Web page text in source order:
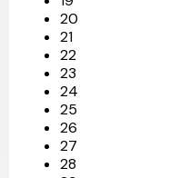
20
21
22
23
24
25
26
27
28